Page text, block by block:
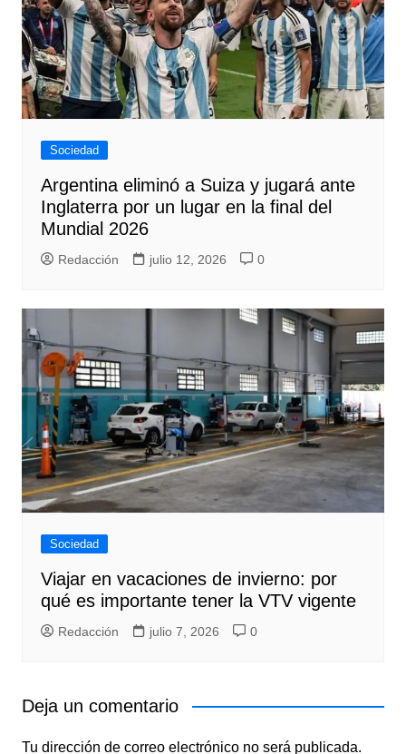
Sociedad
Argentina eliminó a Suiza y jugará ante
Inglaterra por un lugar en la final del
Mundial 2026
Redacción julio 12, 2026 0
Sociedad
Viajar en vacaciones de invierno: por
qué es importante tener la VTV vigente
Redacción julio 7, 2026 0
Deja un comentario
Tu dirección de correo electrónico no será publicada.